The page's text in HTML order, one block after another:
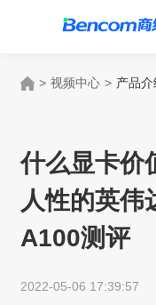
> 视频中心 > 产品介
什么显卡价
人性的英伟
A100测评
2022-05-06 17:39:57